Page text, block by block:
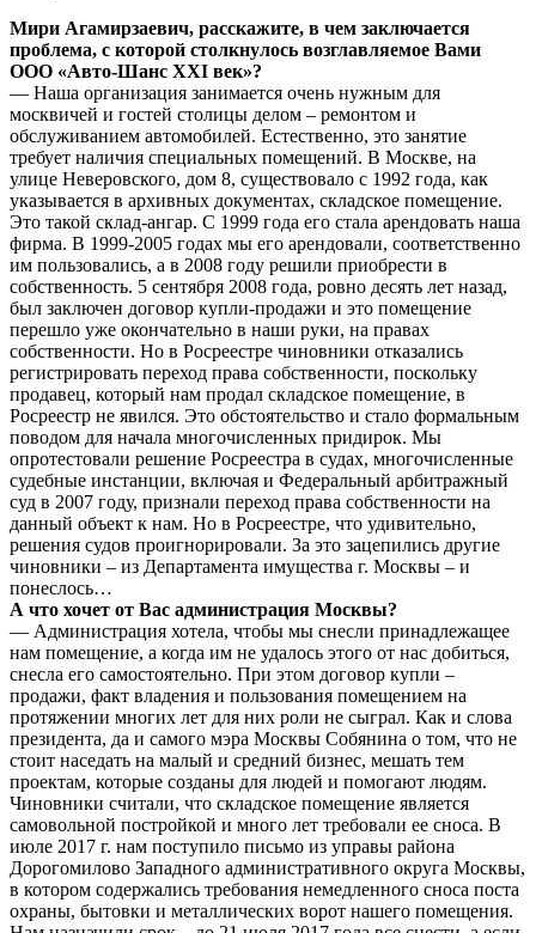
Мири Агамирзаевич, расскажите, в чем заключается
проблема, с которой столкнулось возглавляемое Вами
ООО «Авто-Шанс XXI век»?
— Наша организация занимается очень нужным для
москвичей и гостей столицы делом – ремонтом и
обслуживанием автомобилей. Естественно, это занятие
требует наличия специальных помещений. В Москве, на
улице Неверовского, дом 8, существовало с 1992 года, как
указывается в архивных документах, складское помещение.
Это такой склад-ангар. С 1999 года его стала арендовать наша
фирма. В 1999-2005 годах мы его арендовали, соответственно
им пользовались, а в 2008 году решили приобрести в
собственность. 5 сентября 2008 года, ровно десять лет назад,
был заключен договор купли-продажи и это помещение
перешло уже окончательно в наши руки, на правах
собственности. Но в Росреестре чиновники отказались
регистрировать переход права собственности, поскольку
продавец, который нам продал складское помещение, в
Росреестр не явился. Это обстоятельство и стало формальным
поводом для начала многочисленных придирок. Мы
опротестовали решение Росреестра в судах, многочисленные
судебные инстанции, включая и Федеральный арбитражный
суд в 2007 году, признали переход права собственности на
данный объект к нам. Но в Росреестре, что удивительно,
решения судов проигнорировали. За это зацепились другие
чиновники – из Департамента имущества г. Москвы – и
понеслось…
А что хочет от Вас администрация Москвы?
— Администрация хотела, чтобы мы снесли принадлежащее
нам помещение, а когда им не удалось этого от нас добиться,
снесла его самостоятельно. При этом договор купли –
продажи, факт владения и пользования помещением на
протяжении многих лет для них роли не сыграл. Как и слова
президента, да и самого мэра Москвы Собянина о том, что не
стоит наседать на малый и средний бизнес, мешать тем
проектам, которые созданы для людей и помогают людям.
Чиновники считали, что складское помещение является
самовольной постройкой и много лет требовали ее сноса. В
июле 2017 г. нам поступило письмо из управы района
Дорогомилово Западного административного округа Москвы,
в котором содержались требования немедленного сноса поста
охраны, бытовки и металлических ворот нашего помещения.